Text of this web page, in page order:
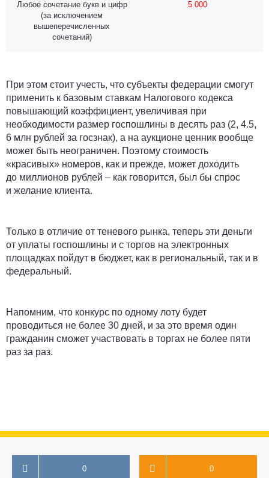
Любое сочетание букв и цифр
(за исключением
вышеперечисленных
сочетаний)
5 000
При этом стоит учесть, что субъекты федерации смогут
применить к базовым ставкам Налогового кодекса
повышающий коэффициент, увеличивая при
необходимости размер госпошлины в десять раз (2, 4.5,
6 млн рублей за госзнак), а на аукционе ценник вообще
может быть неограничен. Поэтому стоимость
«красивых» номеров, как и прежде, может доходить
до миллионов рублей – как говорится, был бы спрос
и желание клиента.
Только в отличие от теневого рынка, теперь эти деньги
от уплаты госпошлины и с торгов на электронных
площадках пойдут в бюджет, как в региональный, так и в
федеральный.
Напомним, что конкурс по одному лоту будет
проводиться не более 30 дней, и за это время один
гражданин сможет участвовать в торгах не более пяти
раз за раз.
0 0